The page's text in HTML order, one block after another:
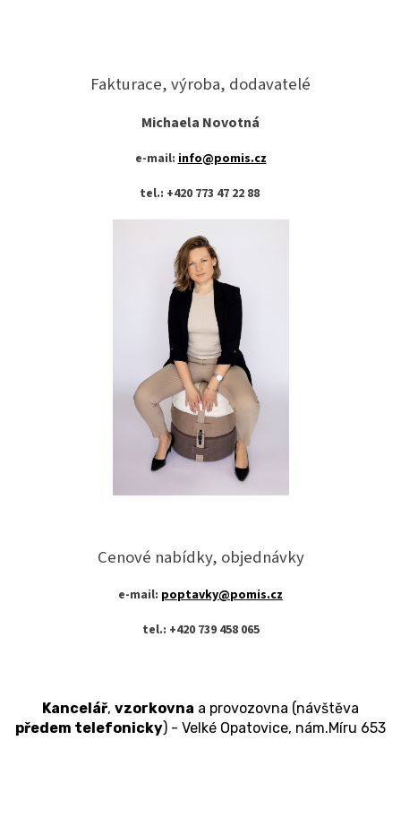
Fakturace, výroba, dodavatelé
Michaela Novotná
e-mail:info@pomis.cz
tel.: +420 773 47 22 88
Cenové nabídky, objednávky
e-mail: poptavky@pomis.cz
tel.: +420 739 458 065
Kancelář, vzorkovna a provozovna (návštěva
předem telefonicky) - Velké Opatovice, nám.Míru 653